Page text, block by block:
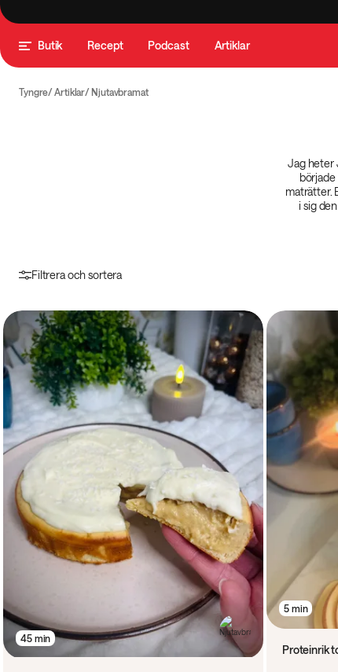
Butik Recept Podcast Artiklar
Tyngre Artiklar Njutavbramat
Jag heter
maträtter.
i sig
Filtrera och sortera
45 min
5 min
Proteinrik